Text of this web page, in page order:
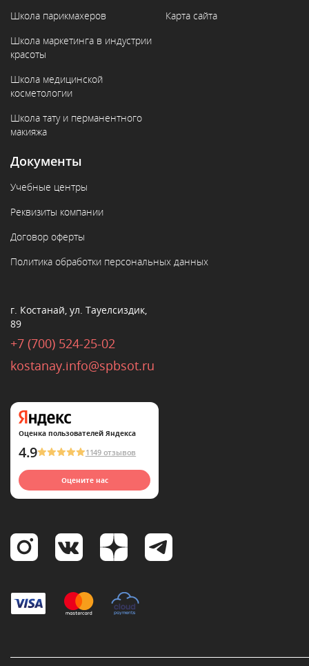
Школа парикмахеров
Школа маркетинга в индустрии
красоты
Школа медицинской
косметологии
Школа тату и перманентного
макияжа
Карта сайта
Документы
Учебные центры
Реквизиты компании
Договор оферты
Политика обработки персональных данных
г. Костанай, ул. Тауелсиздик,
89
+7 (700) 524-25-02
kostanay.info@spbsot.ru
Оценка пользователей Яндекса
4.9 1149 отзывов
Оцените нас